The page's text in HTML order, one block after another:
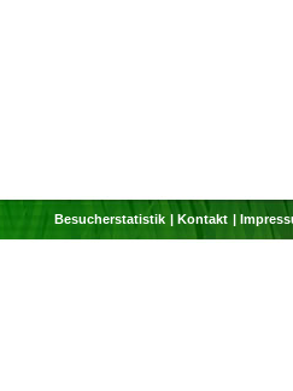
Besucherstatistik Kontakt